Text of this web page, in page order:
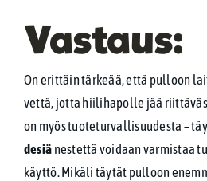
Vastaus:
On erittäin tärkeää, että pulloon
vettä, jotta hiilihapolle jää
on myös tuoteturvallisuudesta –
desiä nestettä voidaan varmistaa
käyttö. Mikäli täytät pulloon